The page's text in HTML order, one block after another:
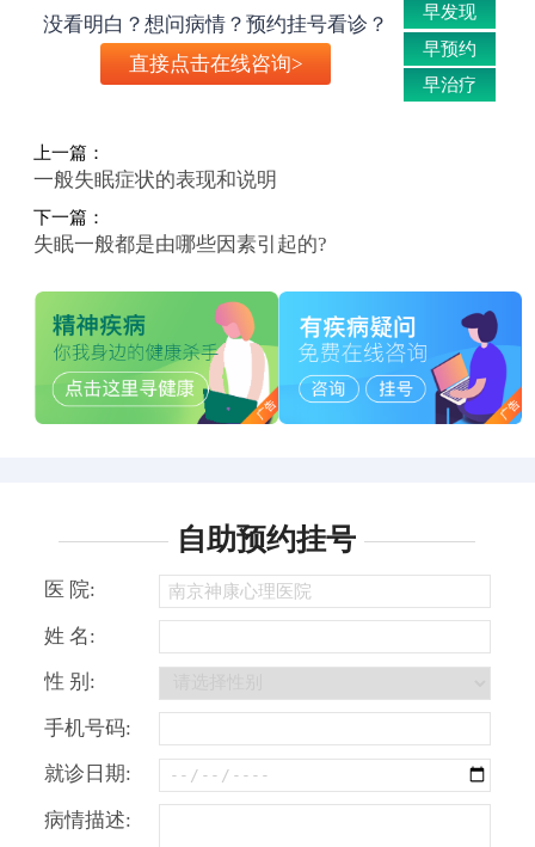
没看明白？想问病情？预约挂号看诊？
直接点击在线咨询>
早发现
早预约
早治疗
上一篇：
一般失眠症状的表现和说明
下一篇：
失眠一般都是由哪些因素引起的?
自助预约挂号
医 院:
姓 名:
性 别:
手机号码:
就诊日期:
病情描述: